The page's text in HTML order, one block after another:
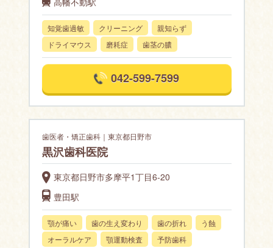
知覚歯過敏 クリーニング
親知らず
ドライマウス
磨耗症 歯茎の膿
042-599-7599
歯医者・矯正歯科｜東京都日野市
黒沢歯科医院
東京都日野市多摩平1丁目6-20
豊田駅
顎が痛い 歯の生え変わり 歯の折れ
う蝕
オーラルケア
顎運動検査 予防歯科